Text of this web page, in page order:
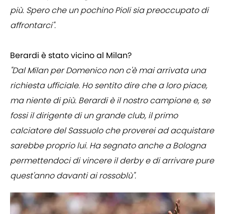
più. Spero che un pochino Pioli sia preoccupato di
affrontarci".
Berardi è stato vicino al Milan?
"Dal Milan per Domenico non c'è mai arrivata una
richiesta ufficiale. Ho sentito dire che a loro piace,
ma niente di più. Berardi è il nostro campione e, se
fossi il dirigente di un grande club, il primo
calciatore del Sassuolo che proverei ad acquistare
sarebbe proprio lui. Ha segnato anche a Bologna
permettendoci di vincere il derby e di arrivare pure
quest'anno davanti ai rossoblù".